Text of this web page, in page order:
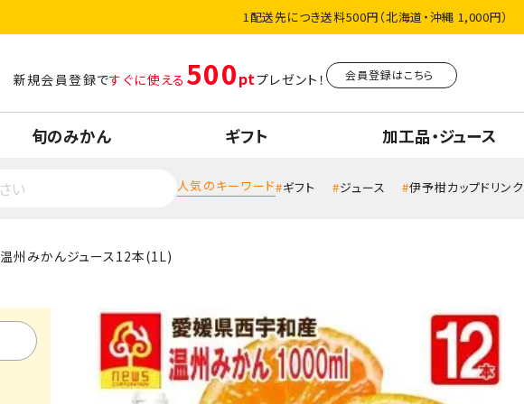
1配送先につき送料500円（北海道・沖縄 1,000円）
新規会員登録ですぐに使える 500 プレゼント！ 会員登録はこちら
旬のみかん ギフト 加工品・ジュース
人気のキーワード ギフト ジュース 伊予柑カップドリンク
温州みかんジュース12本(1L)